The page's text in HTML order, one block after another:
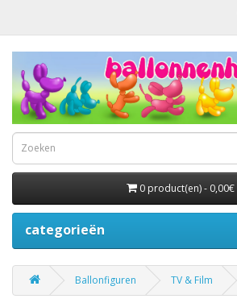
0 product(en) - 0,00€
categorieën
Ballonfiguren TV & Film